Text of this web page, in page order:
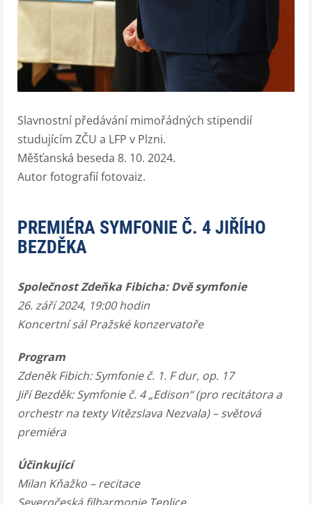
Slavnostní předávání mimořádných stipendií
studujícím ZČU a LFP v Plzni.
Měšťanská beseda 8. 10. 2024.
Autor fotografií fotovaiz.
PREMIÉRA SYMFONIE Č. 4 JIŘÍHO
BEZDĚKA
Společnost Zdeňka Fibicha: Dvě symfonie
26. září 2024, 19:00 hodin
Koncertní sál Pražské konzervatoře
Program
Zdeněk Fibich: Symfonie č. 1. F dur, op. 17
Jiří Bezděk: Symfonie č. 4 „Edison“ (pro recitátora a
orchestr na texty Vitězslava Nezvala) – světová
premiéra
Účinkující
Milan Kňažko – recitace